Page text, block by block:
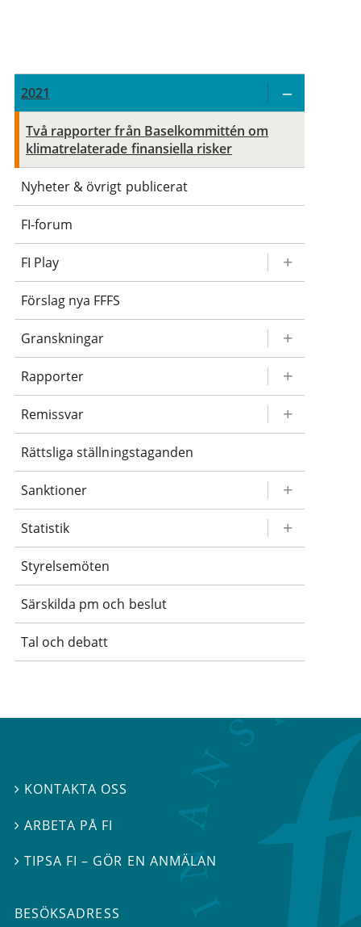
2021
Två rapporter från Baselkommittén om
klimatrelaterade finansiella risker
Nyheter & övrigt publicerat
FI-forum
FI Play
Förslag nya FFFS
Granskningar
Rapporter
Remissvar
Rättsliga ställningstaganden
Sanktioner
Statistik
Styrelsemöten
Särskilda pm och beslut
Tal och debatt
 KONTAKTA OSS
 ARBETA PÅ FI
TIPSA FI – GÖR EN ANMÄLAN
BESÖKSADRESS